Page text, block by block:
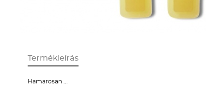
Termékleírás
Hamarosan ...